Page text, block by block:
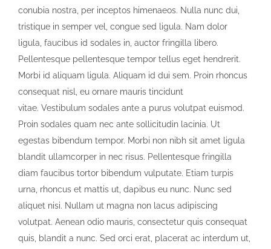
conubia nostra, per inceptos himenaeos. Nulla nunc dui,
tristique in semper vel, congue sed ligula. Nam dolor
ligula, faucibus id sodales in, auctor fringilla libero.
Pellentesque pellentesque tempor tellus eget hendrerit.
Morbi id aliquam ligula. Aliquam id dui sem. Proin rhoncus
consequat nisl, eu ornare mauris tincidunt
vitae. Vestibulum sodales ante a purus volutpat euismod.
Proin sodales quam nec ante sollicitudin lacinia. Ut
egestas bibendum tempor. Morbi non nibh sit amet ligula
blandit ullamcorper in nec risus. Pellentesque fringilla
diam faucibus tortor bibendum vulputate. Etiam turpis
urna, rhoncus et mattis ut, dapibus eu nunc. Nunc sed
aliquet nisi. Nullam ut magna non lacus adipiscing
volutpat. Aenean odio mauris, consectetur quis consequat
quis, blandit a nunc. Sed orci erat, placerat ac interdum ut,